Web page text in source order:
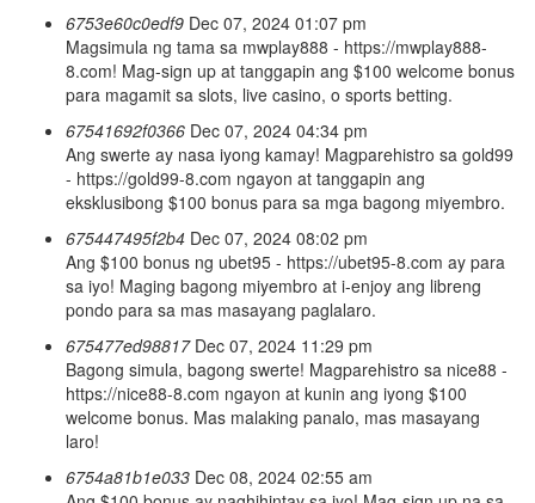
6753e60c0edf9 Dec 07, 2024 01:07 pm
Magsimula ng tama sa mwplay888 - https://mwplay888-
8.com! Mag-sign up at tanggapin ang $100 welcome bonus
para magamit sa slots, live casino, o sports betting.
67541692f0366 Dec 07, 2024 04:34 pm
Ang swerte ay nasa iyong kamay! Magparehistro sa gold99
- https://gold99-8.com ngayon at tanggapin ang
eksklusibong $100 bonus para sa mga bagong miyembro.
675447495f2b4 Dec 07, 2024 08:02 pm
Ang $100 bonus ng ubet95 - https://ubet95-8.com ay para
sa iyo! Maging bagong miyembro at i-enjoy ang libreng
pondo para sa mas masayang paglalaro.
675477ed98817 Dec 07, 2024 11:29 pm
Bagong simula, bagong swerte! Magparehistro sa nice88 -
https://nice88-8.com ngayon at kunin ang iyong $100
welcome bonus. Mas malaking panalo, mas masayang
laro!
6754a81b1e033 Dec 08, 2024 02:55 am